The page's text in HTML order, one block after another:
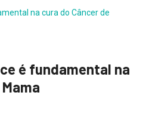
é fundamental na